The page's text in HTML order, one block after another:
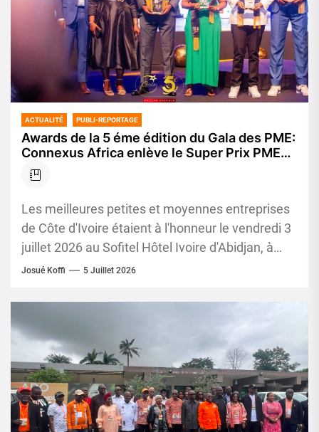
ACTUALITÉ PUBLI-REPORTAGE
Awards de la 5 éme édition du Gala des PME:
Connexus Africa enlève le Super Prix PME
d’Or, les champions de l’entrepreneuriat
célébrés
Les meilleures petites et moyennes entreprises
de Côte d'Ivoire étaient à l'honneur le vendredi 3
juillet 2026 au Sofitel Hôtel Ivoire d'Abidjan, à
l'occasion de...
Josué Koffi 5 Juillet 2026